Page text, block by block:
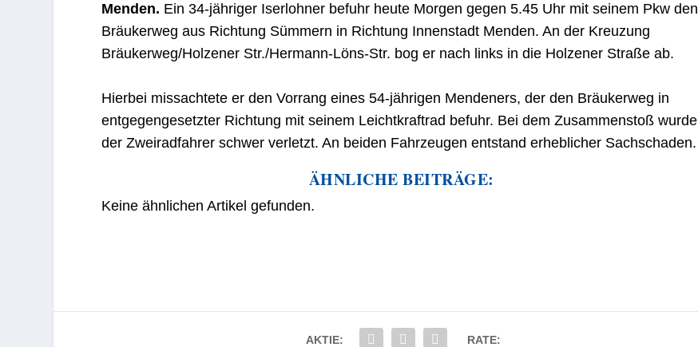
Menden. Ein 34-jähriger Iserlohner befuhr heute Morgen gegen 5.45 Uhr mit seinem Pkw den
Bräukerweg aus Richtung Sümmern in Richtung Innenstadt Menden. An der Kreuzung
Bräukerweg/Holzener Str./Hermann-Löns-Str. bog er nach links in die Holzener Straße ab.
Hierbei missachtete er den Vorrang eines 54-jährigen Mendeners, der den Bräukerweg in
entgegengesetzter Richtung mit seinem Leichtkraftrad befuhr. Bei dem Zusammenstoß wurde
der Zweiradfahrer schwer verletzt. An beiden Fahrzeugen entstand erheblicher Sachschaden.
ÄHNLICHE BEITRÄGE:
Keine ähnlichen Artikel gefunden.
AKTIE: RATE: